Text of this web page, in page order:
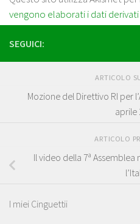
vengono elaborati i dati
SEGUICI:
ARTICOLO
Mozione del Direttivo RI per
aprile
ARTICOLO
Il video della 7ª
I miei Cinguettii